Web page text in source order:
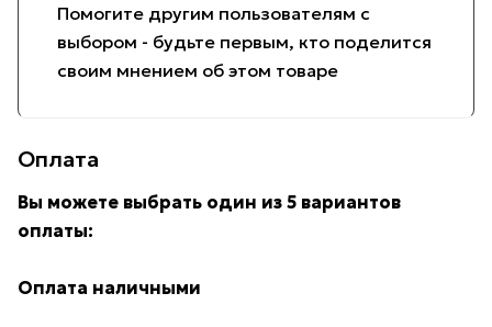
Помогите другим пользователям с
выбором - будьте первым, кто поделится
своим мнением об этом товаре
Оплата
Вы можете выбрать один из 5 вариантов
оплаты:
Оплата наличными